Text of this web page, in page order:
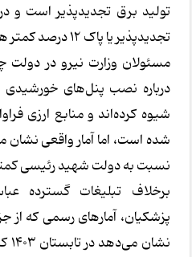
تولید برق تجدیدپذیر است و
تجدیدپذیر یا پاک 12 درصد کمتر هم شده است.
مسئولان وزارت نیرو در دولت
درباره نصب پنل‌های خورشیدی
شیوه کرده‌اند و منابع ارزی
شده است، اما آمار واقعی
نسبت به دولت شهید رئیسی
برخلاف تبلیغات گسترده
پزشکیان، آمارهای رسمی که از